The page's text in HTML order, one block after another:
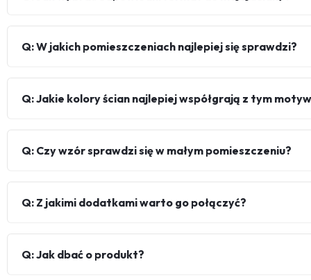
Q: W jakich pomieszczeniach najlepiej się sprawdzi?
Q: Jakie kolory ścian najlepiej współgrają z tym
Q: Czy wzór sprawdzi się w małym pomieszczeniu?
Q: Z jakimi dodatkami warto go połączyć?
Q: Jak dbać o produkt?